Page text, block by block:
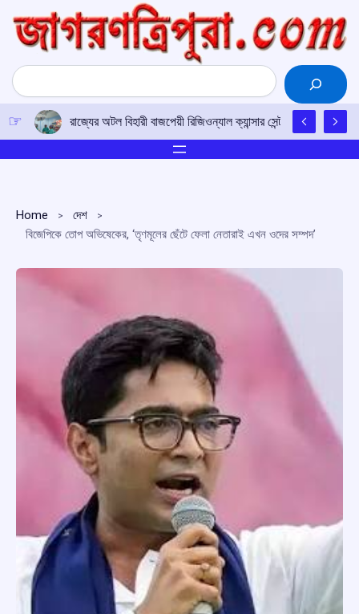
content
Search
রাজ্যের অটল বিহারী বাজপেয়ী রিজিওন্যাল ক্যান্সার সেন্টারে উত্তর-
Home
দেশ
বিজেপিকে তোপ অভিষেকের, ‘তৃণমূলের ছেঁটে ফেলা নেতারাই এখন ওদের সম্পদ’